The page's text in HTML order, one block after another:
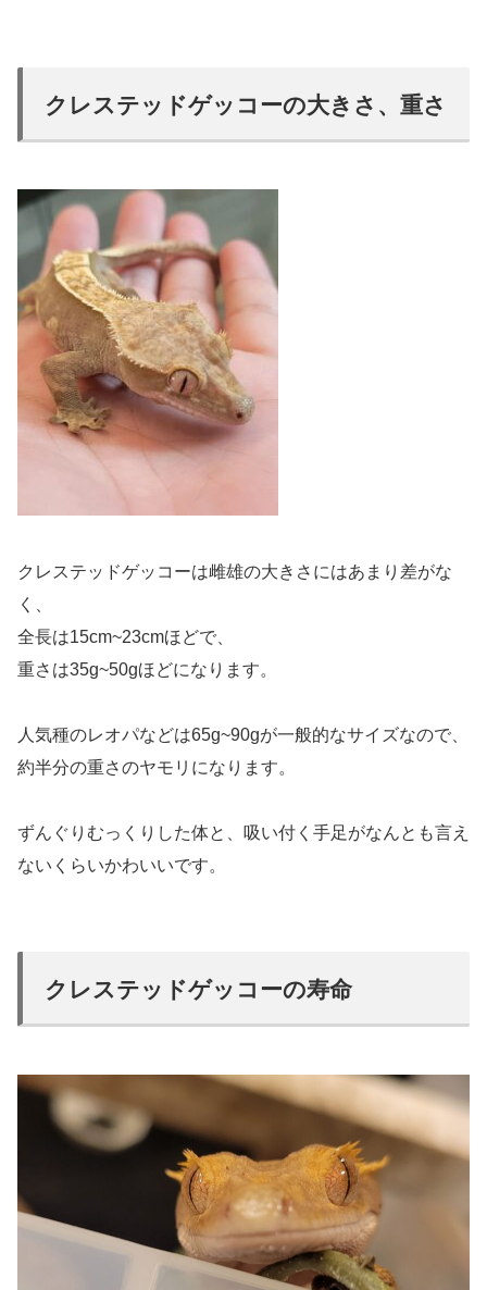
クレステッドゲッコーの大きさ、重さ
クレステッドゲッコーは雌雄の大きさにはあまり差がな
く、
全長は15cm~23cmほどで、
重さは35g~50gほどになります。
人気種のレオパなどは65g~90gが一般的なサイズなので、
約半分の重さのヤモリになります。
ずんぐりむっくりした体と、吸い付く手足がなんとも言え
ないくらいかわいいです。
クレステッドゲッコーの寿命